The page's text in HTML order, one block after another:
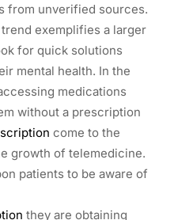
from unverified sources.
trend exemplifies a larger
for quick solutions
mental health. In the
medications
without a prescription
come to the
growth of telemedicine.
patients to be aware of
they are obtaining